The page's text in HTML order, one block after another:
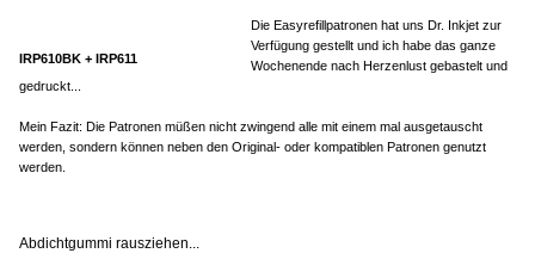
IRP610BK + IRP611
Die Easyrefillpatronen hat uns Dr. Inkjet zur
Verfügung gestellt und ich habe das ganze
Wochenende nach Herzenlust gebastelt und
gedruckt...
Mein Fazit: Die Patronen müßen nicht zwingend alle mit einem mal ausgetauscht
werden, sondern können neben den Original- oder kompatiblen Patronen genutzt
werden.
Abdichtgummi rausziehen...